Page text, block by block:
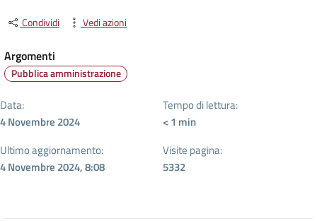
Condividi Vedi azioni
Argomenti
Pubblica amministrazione
Data:
4 Novembre 2024
Tempo di lettura:
< 1 min
Ultimo aggiornamento:
4 Novembre 2024, 8:08
Visite pagina:
5332